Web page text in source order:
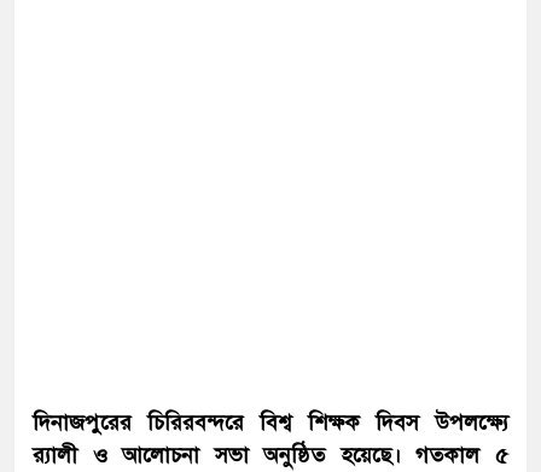
দিনাজপুরের চিরিরবন্দরে বিশ্ব শিক্ষক দিবস উপলক্ষ্যে
র‌্যালী ও আলোচনা সভা অনুষ্ঠিত হয়েছে। গতকাল ৫